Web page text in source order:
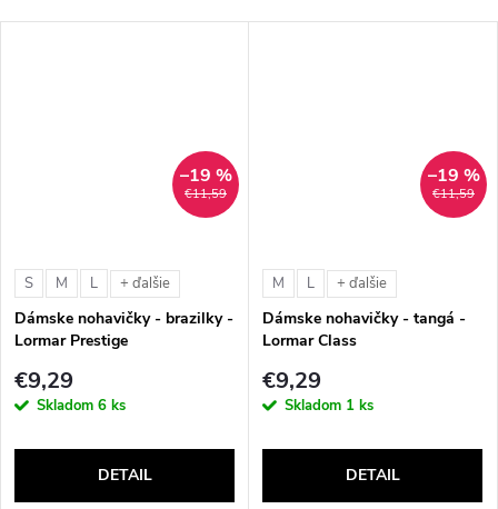
€11,59
–19 %
S M L + ďalšie
Dámske nohavičky - brazilky -
Lormar Prestige
€9,29
Skladom 6 ks
DETAIL
€11,59
–19 %
M L + ďalšie
Dámske nohavičky - tangá -
Lormar Class
€9,29
Skladom 1 ks
DETAIL